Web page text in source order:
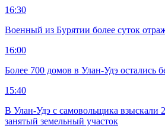
16:30
Военный из Бурятии более суток
16:00
Более 700 домов в Улан-Удэ остались
15:40
В Улан-Удэ с самовольщика взыскали
занятый земельный участок